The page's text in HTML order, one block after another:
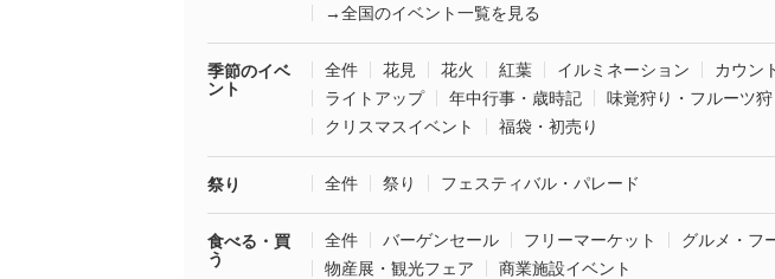
→全国のイベント一覧を見る
季節のイベ
ント
全件 花見 花火 紅葉 イルミネーション カウン
ライトアップ
年中行事・歳時記
味覚狩り・フルーツ狩
クリスマスイベント
福袋・初売り
祭り 全件 祭り フェスティバル・パレード
食べる・買
う
全件 バーゲンセール フリーマーケット
グルメ・フ
物産展・観光フェア
商業施設イベント